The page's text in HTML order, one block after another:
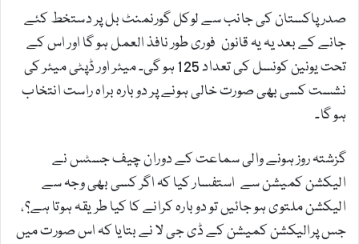
صدر پاکستان کی جانب سے لوکل گورنمنٹ بل پر دستخط کئے
جانے کے بعد یہ یہ قانون فوری طور نافذ العمل ہو گا اور اس کے
تحت یونین کونسل کی تعداد 125 ہو گی۔ میئر اور ڈپٹی میئر کی
نشست کسی بھی صورت خالی ہونے پر دوبارہ براہ راست انتخاب
ہو گا۔
گزشتہ روز ہونے والی سماعت کے دوران چیف جسٹس نے
الیکشن کمیشن سے استفسار کیا کہ اگر کسی بھی وجہ سے
الیکشن ملتوی ہو جائیں تو دوبارہ کرانے کا کیا طریقہ ہوتا ہے؟،
جس پرالیکشن کمیشن کے ڈی جی لا نے بتایا کہ اس صورت میں